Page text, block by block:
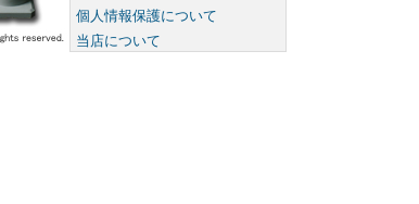
個人情報保護について
当店について